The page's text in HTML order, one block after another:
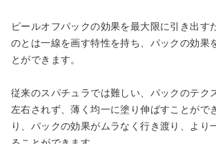
ピールオフパックの効果を最大限に引き出す
のとは一線を画す特性を持ち、パックの効果
とができます。
従来のスパチュラでは難しい、パックのテク
左右されず、薄く均一に塗り伸ばすことがで
り、パックの効果がムラなく行き渡り、より